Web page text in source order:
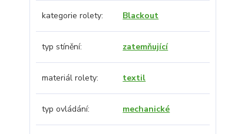
kategorie rolety Blackout
typ stínění zatemňující
materiál rolety textil
typ ovládání mechanické